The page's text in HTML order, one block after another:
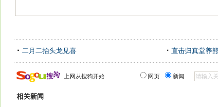
二月二抬头龙见喜 直击归真堂养
上网从搜狗开始 网页 新闻
相关新闻